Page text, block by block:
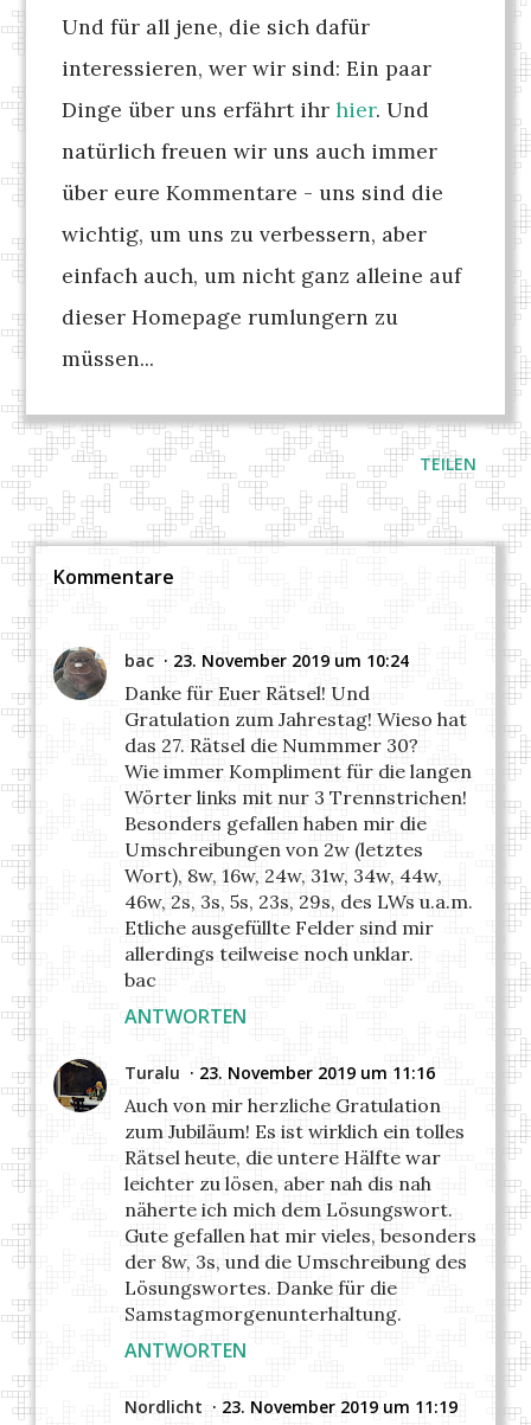
Und für all jene, die sich dafür
interessieren, wer wir sind: Ein paar
Dinge über uns erfährt ihrhier. Und
natürlich freuen wir uns auch immer
über eure Kommentare - uns sind die
wichtig, um uns zu verbessern, aber
einfach auch, um nicht ganz alleine auf
dieser Homepage rumlungern zu
müssen...
TEILEN
Kommentare
bac 23. November 2019 um 10:24
Danke für Euer Rätsel! Und
Gratulation zum Jahrestag! Wieso hat
das 27. Rätsel die Nummmer 30?
Wie immer Kompliment für die langen
Wörter links mit nur 3 Trennstrichen!
Besonders gefallen haben mir die
Umschreibungen von 2w (letztes
Wort), 8w, 16w, 24w, 31w, 34w, 44w,
46w, 2s, 3s, 5s, 23s, 29s, des LWs u.a.m.
Etliche ausgefüllte Felder sind mir
allerdings teilweise noch unklar.
bac
ANTWORTEN
Turalu 23. November 2019 um 11:16
Auch von mir herzliche Gratulation
zum Jubiläum! Es ist wirklich ein tolles
Rätsel heute, die untere Hälfte war
leichter zu lösen, aber nah dis nah
näherte ich mich dem Lösungswort.
Gute gefallen hat mir vieles, besonders
der 8w, 3s, und die Umschreibung des
Lösungswortes. Danke für die
Samstagmorgenunterhaltung.
ANTWORTEN
Nordlicht 23. November 2019 um 11:19